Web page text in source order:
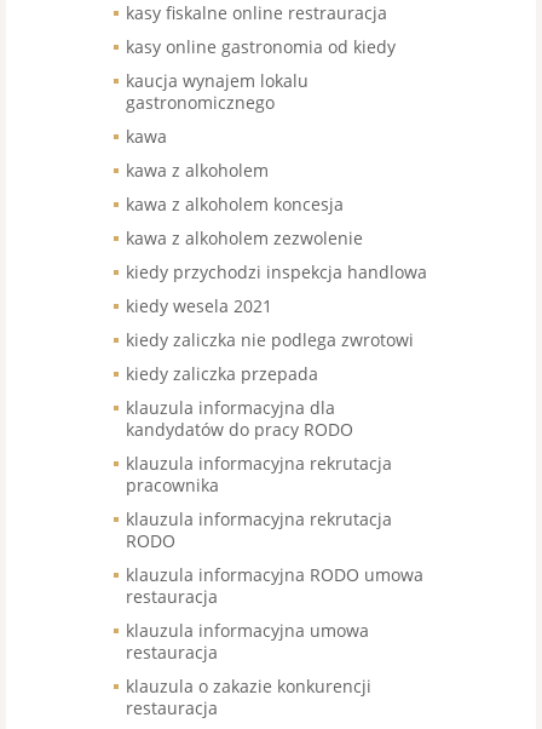
kasy fiskalne online restrauracja
kasy online gastronomia od kiedy
kaucja wynajem lokalu
gastronomicznego
kawa
kawa z alkoholem
kawa z alkoholem koncesja
kawa z alkoholem zezwolenie
kiedy przychodzi inspekcja handlowa
kiedy wesela 2021
kiedy zaliczka nie podlega zwrotowi
kiedy zaliczka przepada
klauzula informacyjna dla
kandydatów do pracy RODO
klauzula informacyjna rekrutacja
pracownika
klauzula informacyjna rekrutacja
RODO
klauzula informacyjna RODO umowa
restauracja
klauzula informacyjna umowa
restauracja
klauzula o zakazie konkurencji
restauracja